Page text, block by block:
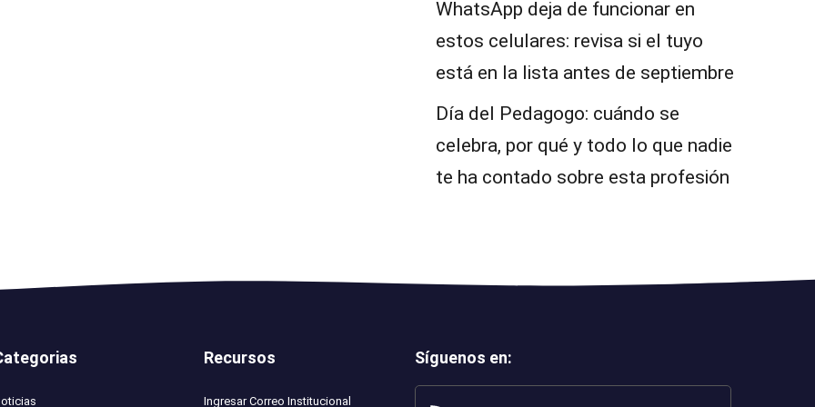
WhatsApp deja de funcionar en
estos celulares: revisa si el tuyo
está en la lista antes de septiembre
Día del Pedagogo: cuándo se
celebra, por qué y todo lo que nadie
te ha contado sobre esta profesión
Recursos
Ingresar Correo Institucional
Síguenos en: